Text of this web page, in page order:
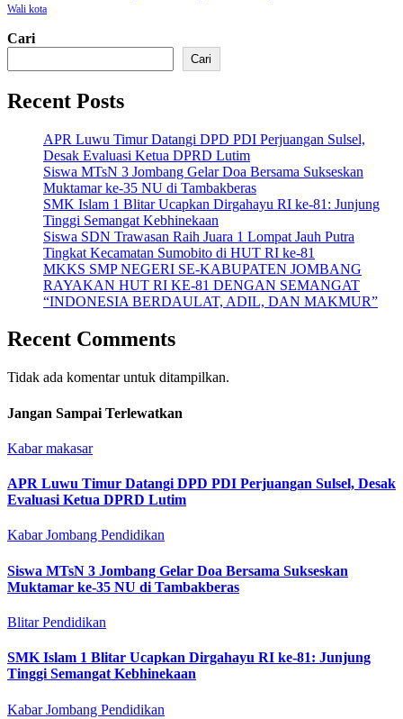
Wali kota
Cari
Cari
Recent Posts
APR Luwu Timur Datangi DPD PDI Perjuangan Sulsel,
Desak Evaluasi Ketua DPRD Lutim
Siswa MTsN 3 Jombang Gelar Doa Bersama Sukseskan
Muktamar ke-35 NU di Tambakberas
SMK Islam 1 Blitar Ucapkan Dirgahayu RI ke-81: Junjung
Tinggi Semangat Kebhinekaan
Siswa SDN Trawasan Raih Juara 1 Lompat Jauh Putra
Tingkat Kecamatan Sumobito di HUT RI ke-81
MKKS SMP NEGERI SE-KABUPATEN JOMBANG
RAYAKAN HUT RI KE-81 DENGAN SEMANGAT
“INDONESIA BERDAULAT, ADIL, DAN MAKMUR”
Recent Comments
Tidak ada komentar untuk ditampilkan.
Jangan Sampai Terlewatkan
Kabar makasar
APR Luwu Timur Datangi DPD PDI Perjuangan Sulsel, Desak
Evaluasi Ketua DPRD Lutim
Kabar Jombang Pendidikan
Siswa MTsN 3 Jombang Gelar Doa Bersama Sukseskan
Muktamar ke-35 NU di Tambakberas
BlitarPendidikan
SMK Islam 1 Blitar Ucapkan Dirgahayu RI ke-81: Junjung
Tinggi Semangat Kebhinekaan
Kabar Jombang Pendidikan